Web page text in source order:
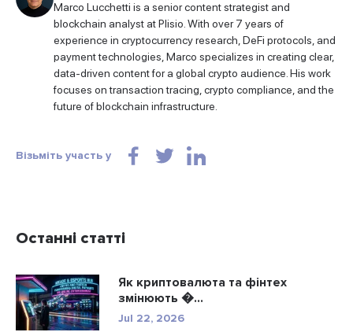
Marco Lucchetti is a senior content strategist and
blockchain analyst at Plisio. With over 7 years of
experience in cryptocurrency research, DeFi protocols, and
payment technologies, Marco specializes in creating clear,
data-driven content for a global crypto audience. His work
focuses on transaction tracing, crypto compliance, and the
future of blockchain infrastructure.
Візьміть участь у
Останні статті
Як криптовалюта та фінтех
змінюють �...
Jul 22, 2026